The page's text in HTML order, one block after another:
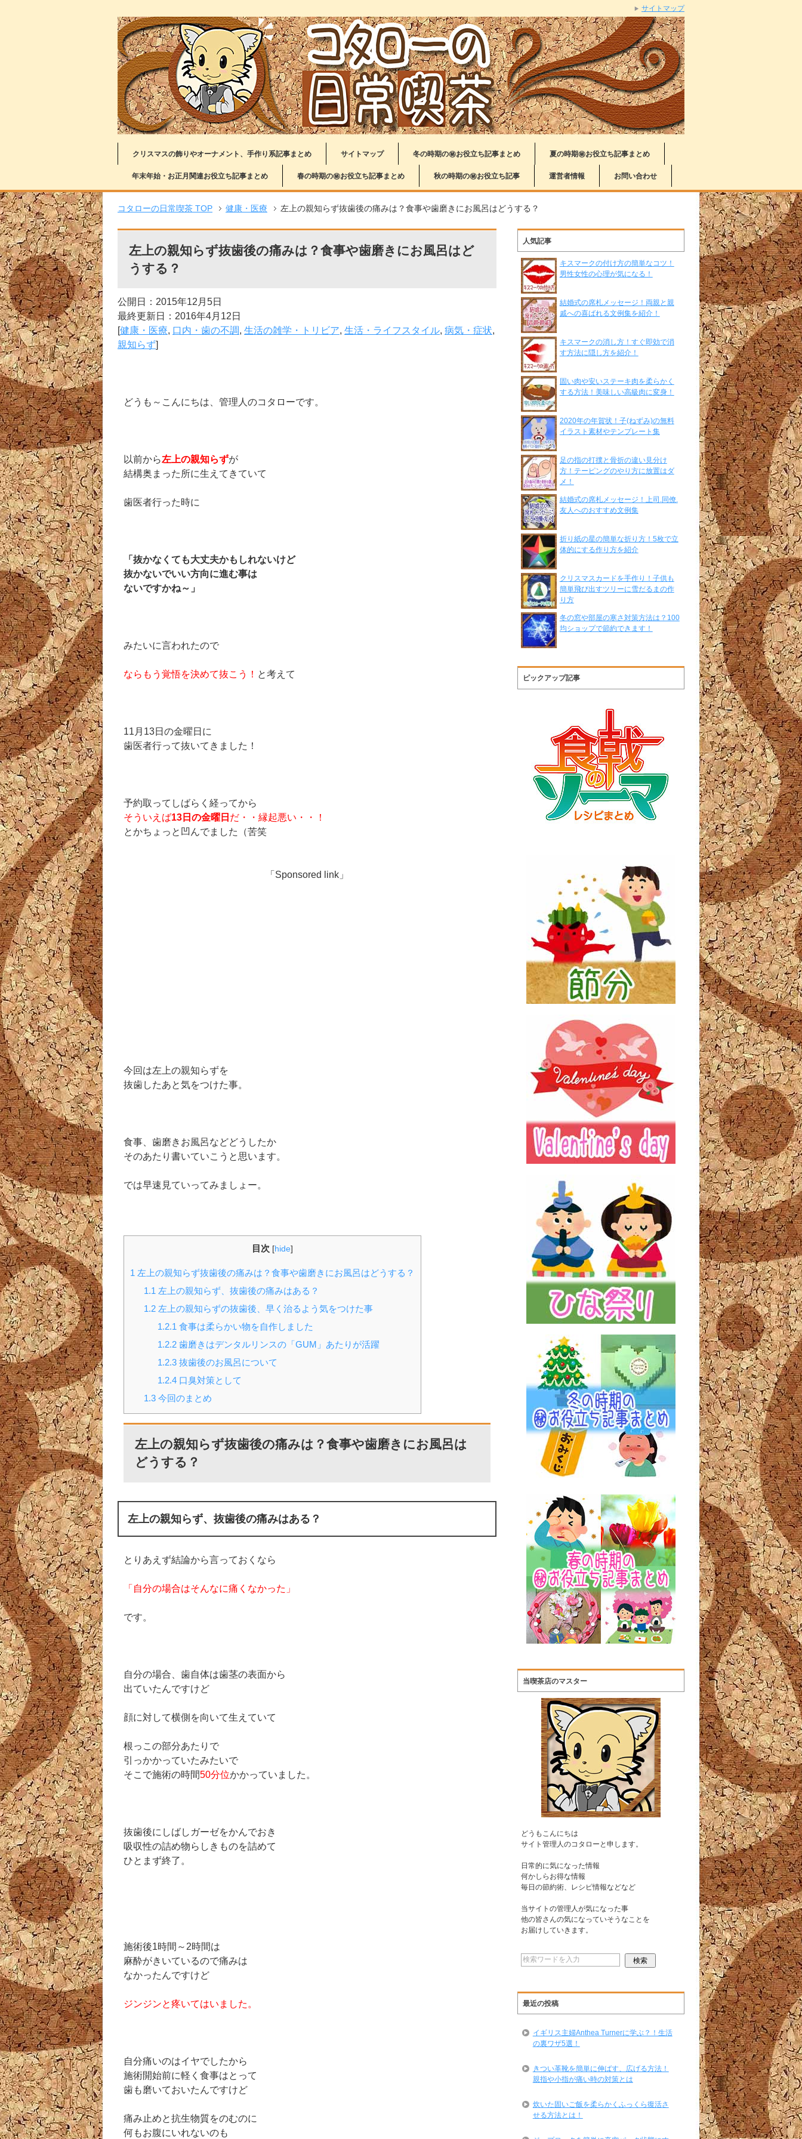
クリスマスの飾りやオーナメント、手作り系記事まとめ サイトマップ 冬の時期の㊙お役立ち記事まとめ 夏の時期㊙お役立ち記事まとめ
年末年始・お正月関連お役立ち記事まとめ 春の時期の㊙お役立ち記事まとめ 秋の時期の㊙お役立ち記事 運営者情報 お問い合わせ
コタローの日常喫茶 TOP 健康・医療 左上の親知らず抜歯後の痛みは？食事や歯磨きにお風呂はどうする？
左上の親知らず抜歯後の痛みは？食事や歯磨きにお風呂はど
うする？
公開日：2015年12月5日
最終更新日：2016年4月12日
[健康・医療, 口内・歯の不調, 生活の雑学・トリビア, 生活・ライフスタイル, 病気・症状,
親知らず]
どうも～こんにちは、管理人のコタローです。
以前から左上の親知らずが
結構奥まった所に生えてきていて
歯医者行った時に
「抜かなくても大丈夫かもしれないけど
抜かないでいい方向に進む事は
ないですかね～」
みたいに言われたので
ならもう覚悟を決めて抜こう！ と考えて
11月13日の金曜日に
歯医者行って抜いてきました！
予約取ってしばらく経ってから
そういえば13日の金曜日 だ・・縁起悪い・・！
とかちょっと凹んでました（苦笑
「Sponsored link」
今回は左上の親知らずを
抜歯したあと気をつけた事。
食事、歯磨きお風呂などどうしたか
そのあたり書いていこうと思います。
では早速見ていってみましょー。
目次 [hide]
1 左上の親知らず抜歯後の痛みは？食事や歯磨きにお風呂はどうする？
1.1 左上の親知らず、抜歯後の痛みはある？
1.2左上の親知らずの抜歯後、早く治るよう気をつけた事
1.2.1 食事は柔らかい物を自作しました
1.2.2歯磨きはデンタルリンスの「GUM」あたりが活躍
1.2.3抜歯後のお風呂について
1.2.4口臭対策として
1.3今回のまとめ
左上の親知らず抜歯後の痛みは？食事や歯磨きにお風呂は
どうする？
左上の親知らず、抜歯後の痛みはある？
とりあえず結論から言っておくなら
「自分の場合はそんなに痛くなかった」
です。
自分の場合、歯自体は歯茎の表面から
出ていたんですけど
顔に対して横側を向いて生えていて
根っこの部分あたりで
引っかかっていたみたいで
そこで施術の時間50分位かかっていました。
抜歯後にしばしガーゼをかんでおき
吸収性の詰め物らしきものを詰めて
ひとまず終了。
施術後1時間～2時間は
麻酔がきいているので痛みは
なかったんですけど
ジンジンと疼いてはいました。
自分痛いのはイヤでしたから
施術開始前に軽く食事はとって
歯も磨いておいたんですけど
痛み止めと抗生物質をのむのに
何もお腹にいれないのも
人気記事
キスマークの付け方の簡単なコツ！
男性女性の心理が気になる！
結婚式の席札メッセージ！両親と親
戚への喜ばれる文例集を紹介！
キスマークの消し方！すぐ即効で消
す方法に隠し方を紹介！
固い肉や安いステーキ肉を柔らかく
する方法！美味しい高級肉に変身！
2020年の年賀状！子(ねずみ)の無料
イラスト素材やテンプレート集
足の指の打撲と骨折の違い見分け
方！テーピングのやり方に放置はダ
メ！
結婚式の席札メッセージ！上司.同僚.
友人へのおすすめ文例集
折り紙の星の簡単な折り方！5枚で立
体的にする作り方を紹介
クリスマスカードを手作り！子供も
簡単飛び出すツリーに雪だるまの作
り方
冬の窓や部屋の寒さ対策方法は？100
均ショップで節約できます！
ピックアップ記事
当喫茶店のマスター
どうもこんにちは
サイト管理人のコタローと申します。
日常的に気になった情報
何かしらお得な情報
毎日の節約術、レシピ情報などなど
当サイトの管理人が気になった事
他の皆さんの気になっていそうなことを
お届けしていきます。
最近の投稿
イギリス主婦Anthea Turnerに学ぶ？！生活
の裏ワザ5選！
きつい革靴を簡単に伸ばす、広げる方法！
親指や小指が痛い時の対策とは
炊いた固いご飯を柔らかくふっくら復活さ
せる方法とは！
サイトマップ